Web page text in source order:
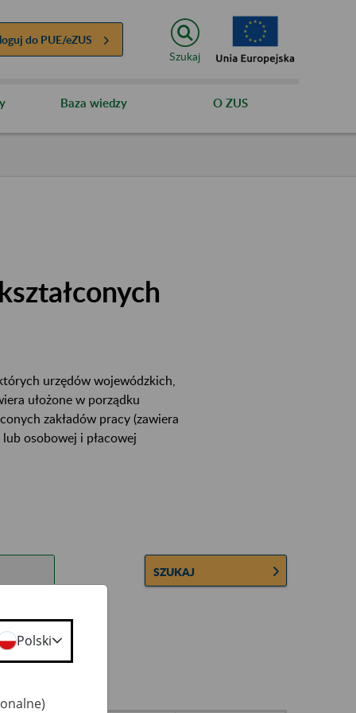
do PUE/eZUS
Szukaj
Baza wiedzy O ZUS
urzędów wojewódzkich,
ułożone w porządku
zakładów pracy (zawiera
osobowej i płacowej
SZUKAJ
Polski